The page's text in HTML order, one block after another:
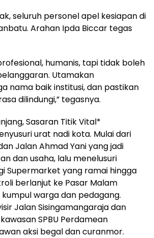
seluruh personel apel kesiapan di
Arahan Ipda Biccar tegas
humanis, tapi tidak boleh
Utamakan
nama baik institusi, dan pastikan
dilindungi,” tegasnya.
Sasaran Titik Vital*
urat nadi kota. Mulai dari
Jalan Ahmad Yani yang jadi
dan usaha, lalu menelusuri
Supermarket yang ramai hingga
berlanjut ke Pasar Malam
warga dan pedagang.
Jalan Sisingamangaraja dan
SPBU Perdamean
aksi begal dan curanmor.